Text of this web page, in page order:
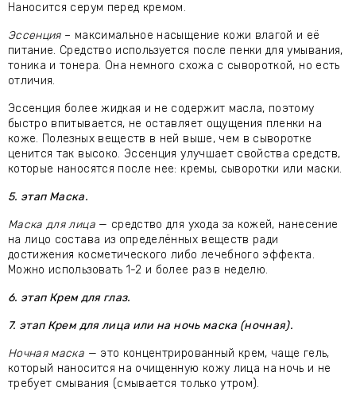
Наносится серум перед кремом.
Эссенция– максимальное насыщение кожи влагой и её
питание. Средство используется после пенки для умывания,
тоника и тонера. Она немного схожа с сывороткой, но есть
отличия.
Эссенция более жидкая и не содержит масла, поэтому
быстро впитывается, не оставляет ощущения пленки на
коже. Полезных веществ в ней выше, чем в сыворотке
ценится так высоко. Эссенция улучшает свойства средств,
которые наносятся после нее: кремы, сыворотки или маски.
5. этап Маска.
Маска для лица— средство для ухода за кожей, нанесение
на лицо состава из определённых веществ ради
достижения косметического либо лечебного эффекта.
Можно использовать 1-2 и более раз в неделю.
6. этап Крем для глаз.
7. этап Крем для лица или на ночь маска (ночная).
Ночная маска — это концентрированный крем, чаще гель,
который наносится на очищенную кожу лица на ночь и не
требует смывания (смывается только утром).